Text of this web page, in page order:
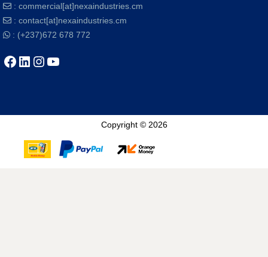
: commercial[at]nexaindustries.cm
: contact[at]nexaindustries.cm
: (+237)672 678 772
Copyright © 2026